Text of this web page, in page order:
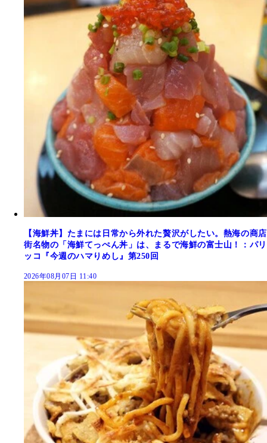
【海鮮丼】たまには日常から外れた贅沢がしたい。熱海の商店
街名物の「海鮮てっぺん丼」は、まるで海鮮の富士山！：パリ
ッコ『今週のハマりめし』第250回
2026年08月07日 11:40